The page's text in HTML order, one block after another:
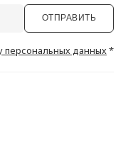
ОТПРАВИТЬ
персональных данных*